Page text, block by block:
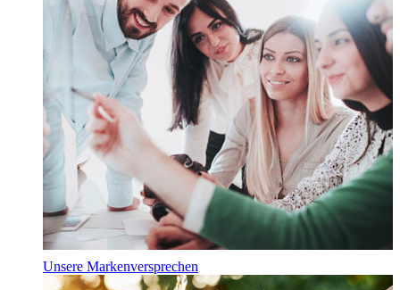
Unsere Markenversprechen